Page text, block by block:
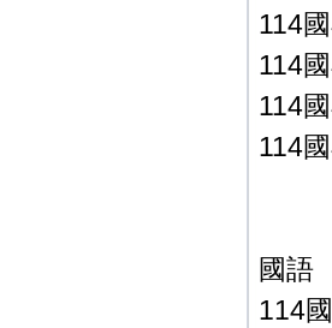
114
114
114
114
國語
114